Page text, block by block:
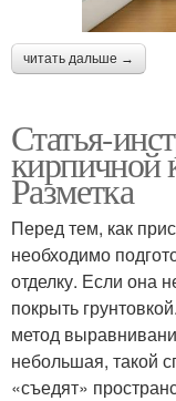
читать дальше →
Статья-
кирпичной
Разметка
Перед тем, как
необходимо
отделку. Если она
покрыть
метод
небольшая, такой
«съедят»